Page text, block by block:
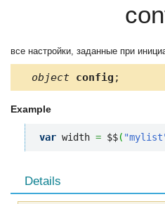
все настройки, заданные при
object config ;
Example
var width = $$(
Details